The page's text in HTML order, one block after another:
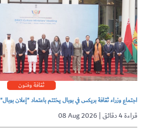
ثقافة وفنون
اجتماع وزراء ثقافة بريكس في بوبال يختتم باعتماد "إعلان بوبال"
08 Aug 2026 | قراءة 4 دقائق